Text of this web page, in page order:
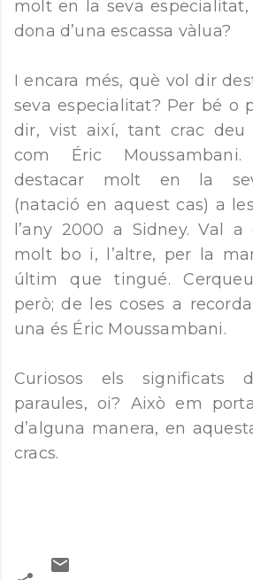
molt en la seva
dona d’una escassa vàlua?
I encara més, què vol dir
seva especialitat? Per bé o
dir, vist així, tant crac deu
com Éric
destacar molt en la
(natació en aquest cas) a
l’any 2000 a Sidney. Val
molt bo i, l’altre, per la
últim que tingué.
però; de les coses a
una és Éric Moussambani.
Curiosos els significats
paraules, oi? Això em
d’alguna manera, en
cracs.